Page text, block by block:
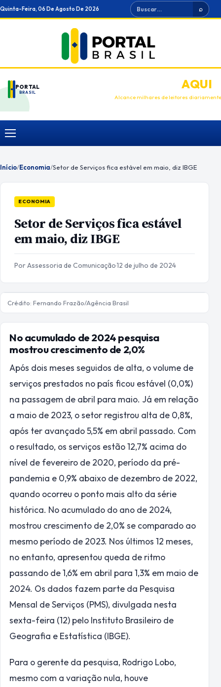
Ir
para
Quinta-Feira, 06 De Agosto De 2026 Buscar ⌕
PORTAL
BRASIL
ANUNCIEAQUI
Alcance milhares de leitores diariamente
Menu
Início/Economia/Setor de Serviços fica estável em maio, diz IBGE
ECONOMIA
Setor de Serviços fica estável
em maio, diz IBGE
Por Assessoria de Comunicação·12 de julho de 2024
Crédito: Fernando Frazão/Agência Brasil
No acumulado de 2024 pesquisa
mostrou crescimento de 2,0%
Após dois meses seguidos de alta, o volume de
serviços prestados no país ficou estável (0,0%)
na passagem de abril para maio. Já em relação
a maio de 2023, o setor registrou alta de 0,8%,
após ter avançado 5,5% em abril passado. Com
o resultado, os serviços estão 12,7% acima do
nível de fevereiro de 2020, período da pré-
pandemia e 0,9% abaixo de dezembro de 2022,
quando ocorreu o ponto mais alto da série
histórica. No acumulado do ano de 2024,
mostrou crescimento de 2,0% se comparado ao
mesmo período de 2023. Nos últimos 12 meses,
no entanto, apresentou queda de ritmo
passando de 1,6% em abril para 1,3% em maio de
2024. Os dados fazem parte da Pesquisa
Mensal de Serviços (PMS), divulgada nesta
sexta-feira (12) pelo Instituto Brasileiro de
Geografia e Estatística (IBGE).
Para o gerente da pesquisa, Rodrigo Lobo,
mesmo com a variação nula, houve